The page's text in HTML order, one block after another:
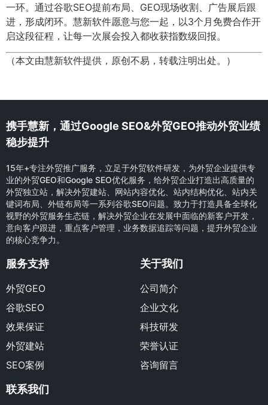
一环。通过谷歌SEO提前布局、GEO现场收割、广告展后跟
进，形成闭环。慧新软件愿意与您一起，以3个月免费合作开
启这段征程，让每一次展会投入都收获指数级回报。
（本文由慧新软件提供，原创不易，转载注明出处。）
携手慧新，通过Google SEO&外贸GEO推动外贸业绩
稳步提升
15年+专注外贸推广服务，立足于外贸软件研发，为外贸企业提供专
业的外贸GEO和Google SEO优化服务，给外贸企业打造出高质量的
外贸独立站，解决外贸建站、网站内容优化、站内结构优化、站内关
键词布局、外链布局等一系列谷歌SEO问题。致力于打造具备全球化
视野的外贸服务生态链，解决外贸企业在发展中面临的新客户开发，
意向客户跟进，重点客户管理，业务数据追踪等问题，提升外贸企业
的核心竞争力。
服务支持
外贸GEO
谷歌SEO
效果保证
外贸建站
SEO案例
关于我们
公司简介
企业文化
科技研发
荣誉认证
咨询留言
联系我们